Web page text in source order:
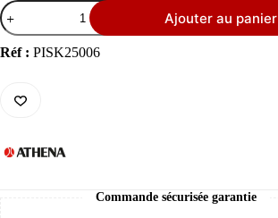
quantité
de
Athena
|
Piston
KX65
Ajouter au panier
Réf : PISK25006
Commande sécurisée garantie